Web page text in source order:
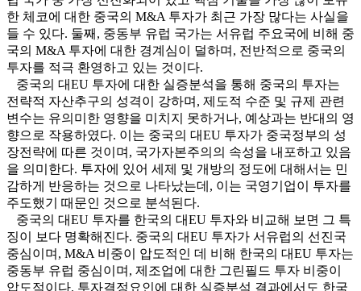
한 체코에 대한 중국의 M&A 투자가 최근 가장 많다는 사실을
들 수 있다. 둘째, 중동부 유럽 국가는 서유럽 주요국에 비해 중
국의 M&A 투자에 대한 경계심이 덜하며, 전반적으로 중국의
투자를 적극 환영하고 있는 것이다.
중국의 대EU 투자에 대한 실증분석을 통해 중국의 투자는
전략적 자산추구의 성격이 강하며, 제도적 수준 및 규제 관련
변수는 유의미한 영향을 미치지 못하거나, 예상과는 반대의 영
향으로 작용하였다. 이는 중국의 대EU 투자가 중국정부의 성
장전략에 따른 것이며, 국가자본주의의 속성을 내포하고 있음
을 의미한다. 투자에 있어 세제 및 개방의 정도에 대해서는 민
감하게 반응하는 것으로 나타났는데, 이는 국영기업이 투자를
주도했기 때문인 것으로 분석된다.
중국의 대EU 투자를 한국의 대EU 투자와 비교해 보면 그 특
징이 보다 명확해진다. 중국의 대EU 투자가 서유럽의 선진국
중심이며, M&A 비중이 압도적인 데 비해 한국의 대EU 투자는
중동부 유럽 중심이며, 제조업에 대한 그린필드 투자 비중이
압도적이다. 투자결정요인에 대한 실증분석 결과에서도 한국